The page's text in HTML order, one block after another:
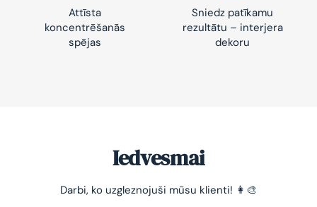
Attīsta
koncentrēšanās
spējas
Sniedz patīkamu
rezultātu – interjera
dekoru
Iedvesmai
Darbi, ko uzgleznojuši mūsu klienti! 👩‍🎨